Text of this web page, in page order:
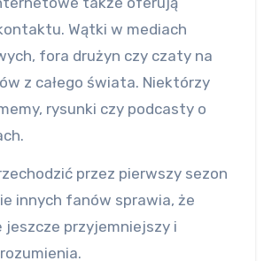
Wątki w mediach
fora drużyn czy czaty na
z całego świata. Niektórzy
rysunki czy podcasty o
przez pierwszy sezon
innych fanów sprawia, że
przyjemniejszy i